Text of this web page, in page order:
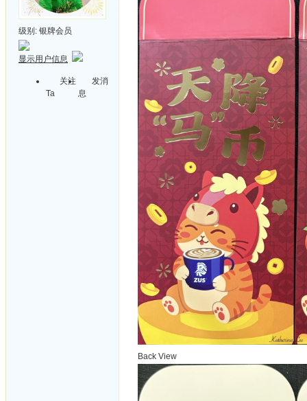
级别: 银牌会员
显示用户信息
关注
Ta
发消
息
Back View